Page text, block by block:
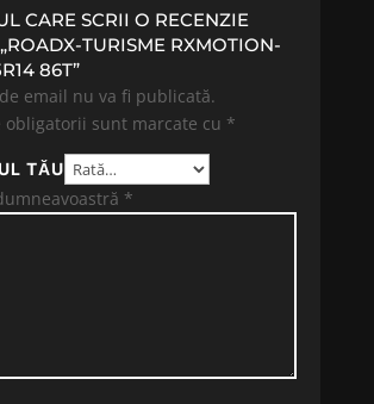
CARE SCRII O RECENZIE
TURISME RXMOTION-
86T”
email nu va fi publicată.
obligatorii sunt marcate cu *
TĂU
*